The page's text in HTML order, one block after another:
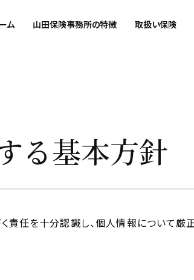
ム 山田保険事務所の特徴 取扱い保険
る基本方針
任を十分認識し、個人情報について厳